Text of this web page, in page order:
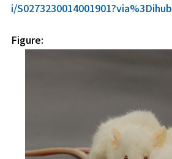
i/S0273230014001901?via%3Dihub
Figure: